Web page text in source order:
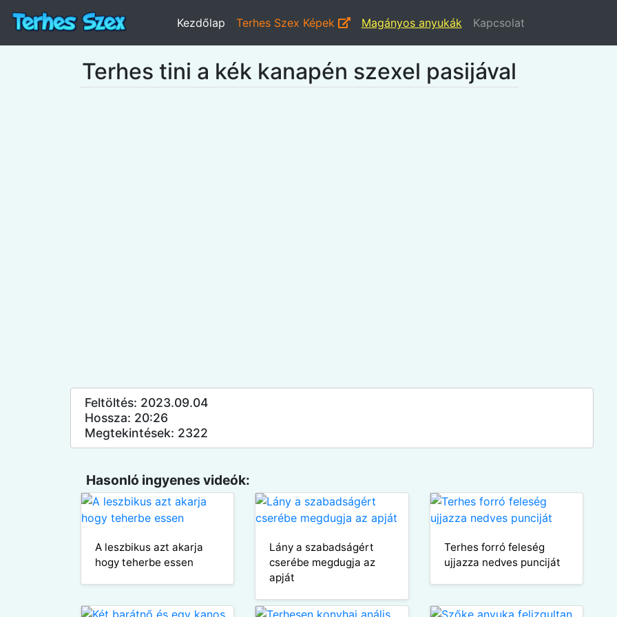
Kezdőlap Terhes Szex Képek Magányos anyukák Kapcsolat
Terhes tini a kék kanapén szexel pasijával
Feltöltés: 2023.09.04
Hossza: 20:26
Megtekintések: 2322
Hasonló ingyenes videók:
A leszbikus azt akarja
hogy teherbe essen
Lány a szabadságért
cserébe megdugja az
apját
Terhes forró feleség
ujjazza nedves punciját